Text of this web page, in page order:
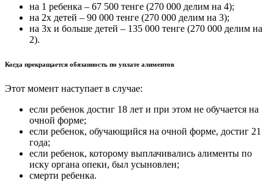
на 1 ребенка – 67 500 тенге (270 000 делим на 4);
на 2х детей – 90 000 тенге (270 000 делим на 3);
на 3х и больше детей – 135 000 тенге (270 000 делим на
2).
Когда прекращается обязанность по уплате алиментов
Этот момент наступает в случае:
если ребенок достиг 18 лет и при этом не обучается на
очной форме;
если ребенок, обучающийся на очной форме, достиг 21
года;
если ребенок, которому выплачивались алименты по
иску органа опеки, был усыновлен;
смерти ребенка.